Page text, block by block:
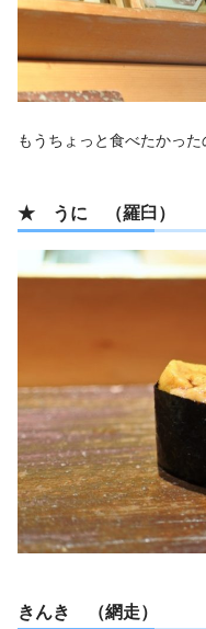
もうちょっと食べたかった
★ うに （羅臼）
きんき （網走）